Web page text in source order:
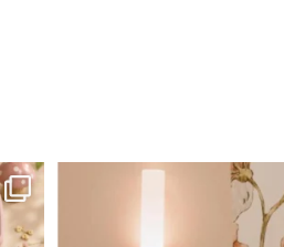
לחדר, גם מנורת לילה מרגיעה, וגם
0